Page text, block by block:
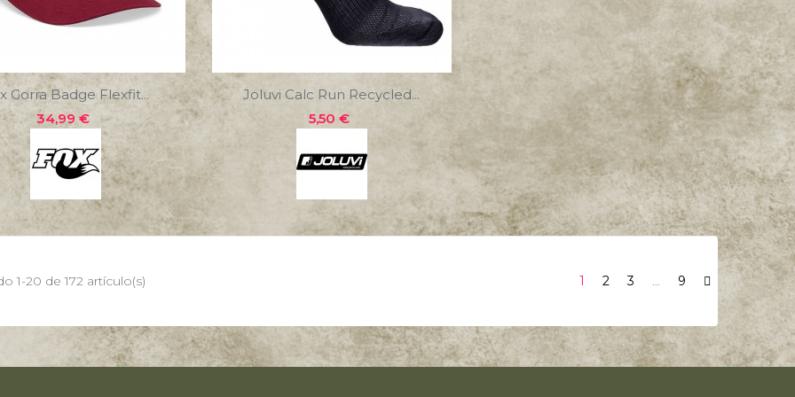
Gorra Badge Flexfit...
Precio
34,99 €
Joluvi Calc Run Recycled...
Precio
5,50 €
1-20 de 172 artículo(s) 1 2 3 9